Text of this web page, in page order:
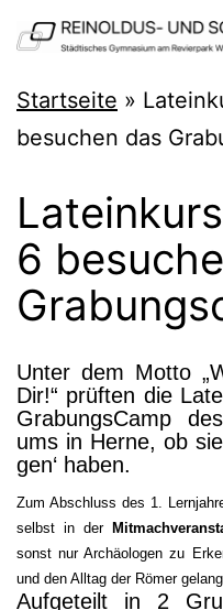
Zum
Inhalt
springen
Reinoldus-
und
Gymnasium
Dortmund
Startseite »
besuchen das
6
Unter dem Mot­to
Dir!“ prüf­ten die
Gra­bungs­Camp
ums in Her­ne, ob
gen‘ haben.
Zum Abschluss des 1.
selbst in der
sonst nur Archäo­lo­gen zu
und den All­tag der Römer
Auf­ge­teilt in 2